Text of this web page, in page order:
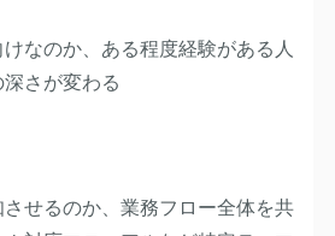
けなのか、ある程度経験がある人
さが変わる
させるのか、業務フロー全体を共